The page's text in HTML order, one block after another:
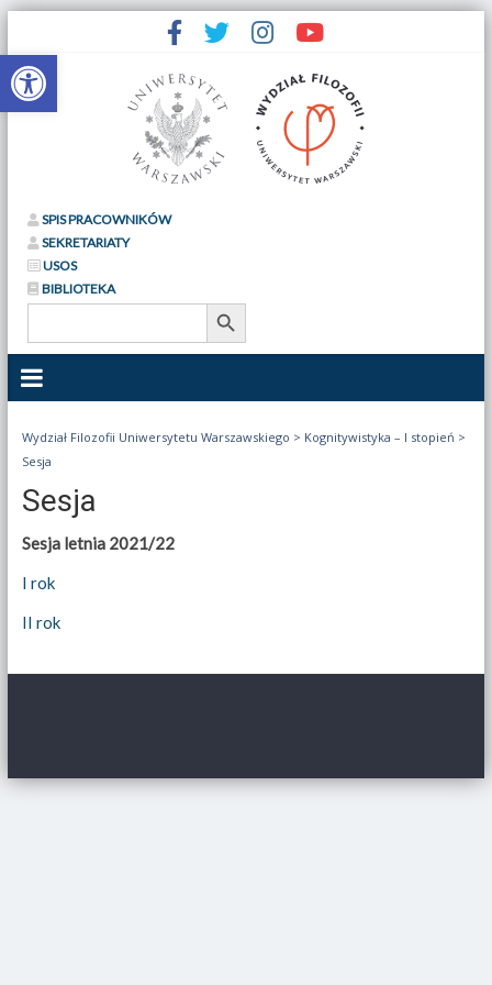
Otwórz pasek narzędzi
SPIS PRACOWNIKÓW
SEKRETARIATY
USOS
BIBLIOTEKA
Search
Search Button
Wydział Filozofii Uniwersytetu Warszawskiego > Kognitywistyka – I stopień >
Sesja
Sesja
Sesja letnia 2021/22
I rok
II rok